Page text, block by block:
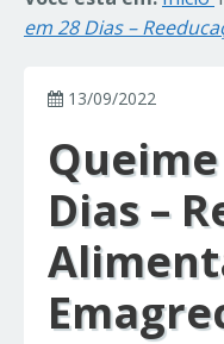
em 28 Dias –
13/09/2022
Dias –